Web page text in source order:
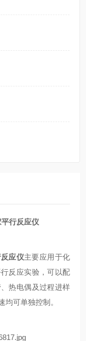
行反应仪
应仪主要应用于化
反应实验，可以配
热电偶及过程进样
均可单独控制。